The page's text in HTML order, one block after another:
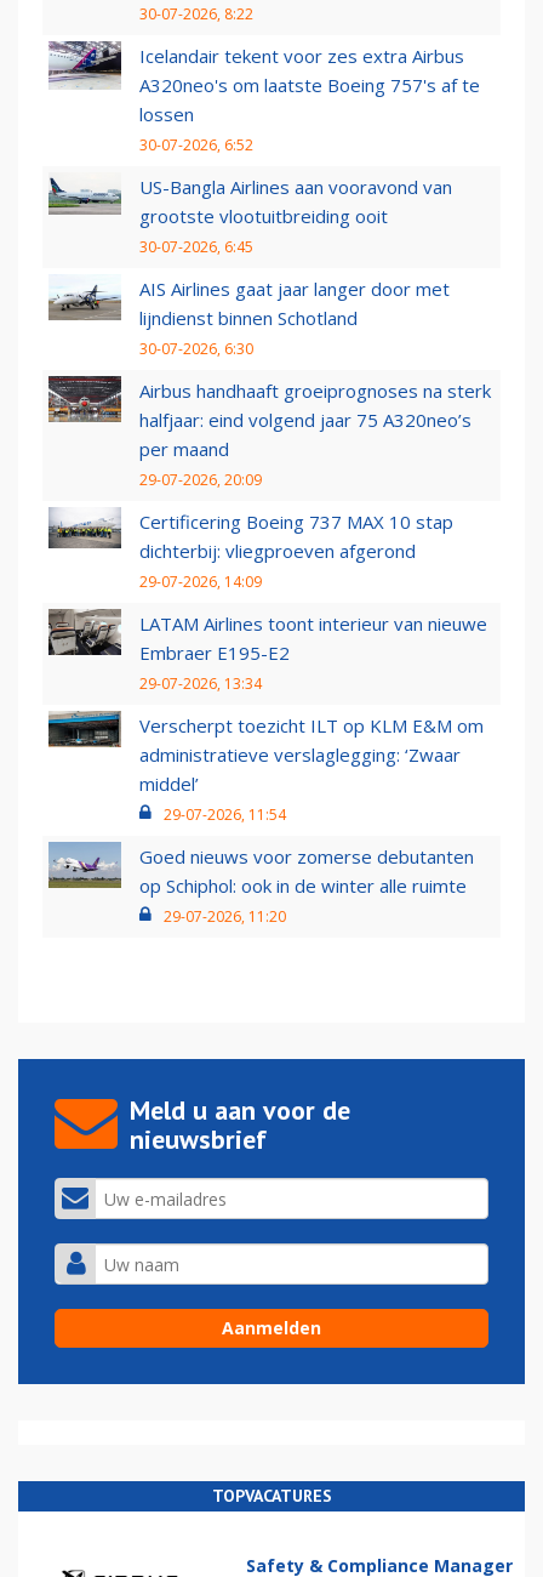
30-07-2026, 8:22
Icelandair tekent voor zes extra Airbus
A320neo's om laatste Boeing 757's af te
lossen
30-07-2026, 6:52
US-Bangla Airlines aan vooravond van
grootste vlootuitbreiding ooit
30-07-2026, 6:45
AIS Airlines gaat jaar langer door met
lijndienst binnen Schotland
30-07-2026, 6:30
Airbus handhaaft groeiprognoses na sterk
halfjaar: eind volgend jaar 75 A320neo’s
per maand
29-07-2026, 20:09
Certificering Boeing 737 MAX 10 stap
dichterbij: vliegproeven afgerond
29-07-2026, 14:09
LATAM Airlines toont interieur van nieuwe
Embraer E195-E2
29-07-2026, 13:34
Verscherpt toezicht ILT op KLM E&M om
administratieve verslaglegging: ‘Zwaar
middel’
29-07-2026, 11:54
Goed nieuws voor zomerse debutanten
op Schiphol: ook in de winter alle ruimte
29-07-2026, 11:20
Meld u aan voor de
nieuwsbrief
TOPVACATURES
Safety & Compliance Manager